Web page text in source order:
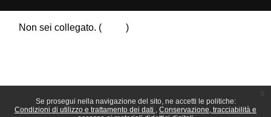
Se prosegui nella navigazione del sito, ne accetti le politiche:
Condizioni di utilizzo e trattamento dei dati
Conservazione, tracciabilità e
Non sei collegato. (
)